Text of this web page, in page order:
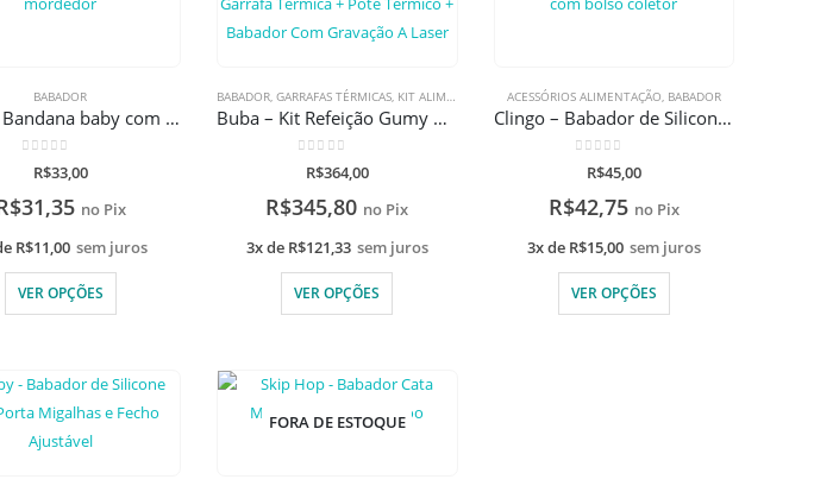
BABADOR
Buba – Bandana baby com mordedor
de 5
R$33,00
31,35 no Pix
R$11,00 sem juros
VER OPÇÕES
BABADOR, GARRAFAS TÉRMICAS, KIT ALIMENTAÇÃO POTES TERMICO
Buba – Kit Refeição Gumy Garrafa Térmica + Pote Térmico + Babador Com Gravação A Laser
de 5
R$364,00
R$345,80 no Pix
3x de R$121,33 sem juros
VER OPÇÕES
ACESSÓRIOS ALIMENTAÇÃO, BABADOR
Clingo – Babador de Silicone com bolso coletor
de 5
R$45,00
R$42,75 no Pix
3x de R$15,00 sem juros
VER OPÇÕES
FORA DE ESTOQUE